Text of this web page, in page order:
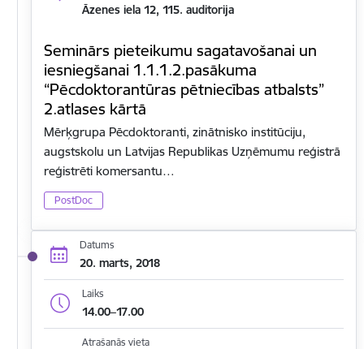
Āzenes iela 12, 115. auditorija
Seminārs pieteikumu sagatavošanai un
iesniegšanai 1.1.1.2.pasākuma
“Pēcdoktorantūras pētniecības atbalsts”
2.atlases kārtā
Mērķgrupa Pēcdoktoranti, zinātnisko institūciju,
augstskolu un Latvijas Republikas Uzņēmumu reģistrā
reģistrēti komersantu…
PostDoc
Datums
20. marts, 2018
Laiks
14.00–17.00
Atrašanās vieta